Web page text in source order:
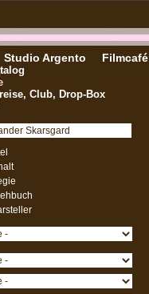
Club, Drop-Box
Studio Argento Filmcafé